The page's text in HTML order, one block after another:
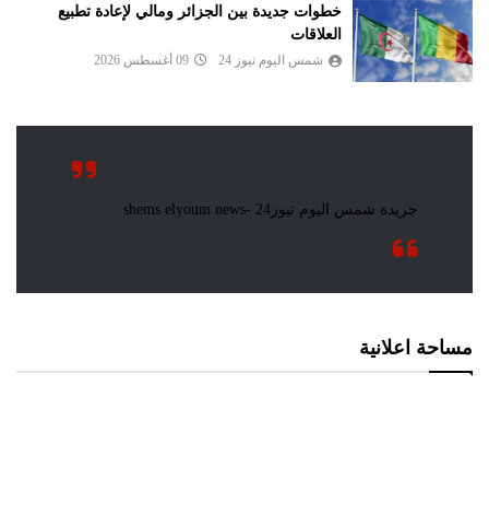
خطوات جديدة بين الجزائر ومالي لإعادة تطبيع
العلاقات
شمس اليوم نيوز 24 09 أغسطس 2026
مساحة اعلانية